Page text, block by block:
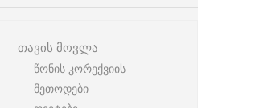
თავის მოვლა
წონის კორექვიის
მეთოდები